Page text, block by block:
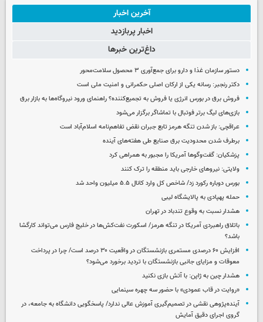
آخرین اخبار
اخبار پربازدید
داغ‌ترین خبرها
دستور سازمان غذا و دارو برای جمع‌آوری ۳ محصول سلامت‌محور
دکتر رنجبر: رسانه یکی از ارکان اصلی حکمرانی و امنیت ملی است
فروش برق در بورس انرژی یا فروش به تجمیع‌کننده؟ راهنمای ورود نیروگاه‌ها به بازار برق
بازی‌های لیگ برتر فوتبال با تماشاگر برگزار می‌شود
عراقچی: باز شدن تنگه هرمز تابع جبران نقض تفاهم‌نامه اسلام‌آباد است
برطرف شدن محدودیت‌ برق صنایع طی هفته‌های آینده
پزشکیان: گفت‌وگوها آمریکا را مجبور به همراهی کرد
ولایتی: نیروهای خارجی باید منطقه را ترک کنند
بورس دوباره رکورد زد/ شاخص کل وارد کانال ۵.۵ میلیون واحد شد
حمله پهپادی به پالایشگاه لیبی
هشدار نسبت به وقوع تندباد در تهران
باتلاق راهبردی آمریکا در تنگه هرمز/ اسکورت نفت‌کش‌ها در خلیج فارس می‌تواند کارگشا
باشد؟
افزایش ۶۰ درصدی مستمری‌ بازنشستگان در واقعیت ۳۰ درصد است/ چرا در پرداخت
معوقات و مزایای جانبی بازنشستگان با تردید برخورد می‌شود؟
هشدار چین به ژاپن: با آتش بازی نکنید
«روایت در قاب عمودی» با حضور سه چهره سینمایی
آینده‌پژوهی نقشی در تصمیم‌گیری آموزش عالی ندارد/ پاسخگویی دانشگاه به جامعه، در
گروی اجرای دقیق آمایش